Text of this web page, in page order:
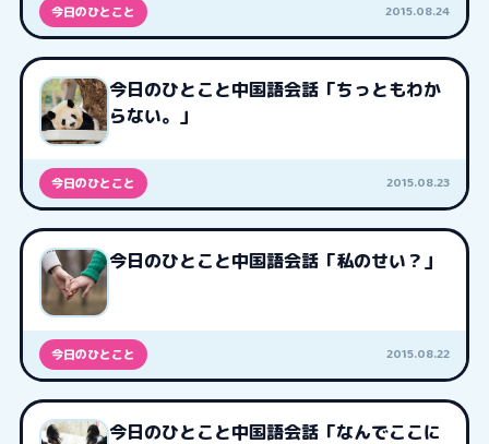
今日のひとこと 2015.08.24
今日のひとこと中国語会話「ちっともわか
らない。」
今日のひとこと 2015.08.23
今日のひとこと中国語会話「私のせい？」
今日のひとこと 2015.08.22
今日のひとこと中国語会話「なんでここに